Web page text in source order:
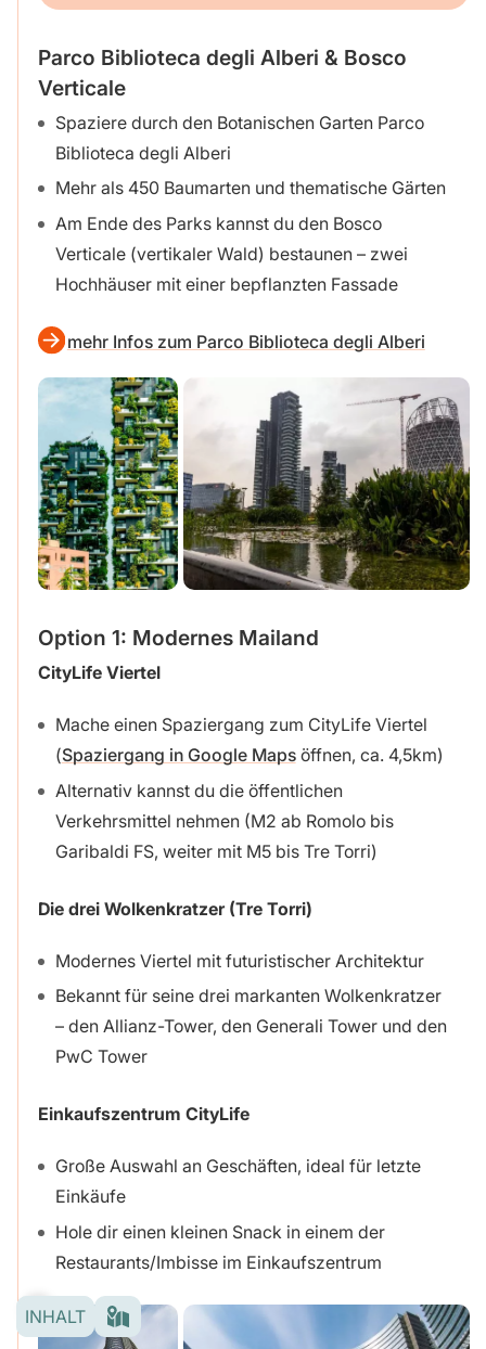
Parco Biblioteca degli Alberi & Bosco
Verticale
Spaziere durch den Botanischen Garten Parco
Biblioteca degli Alberi
Mehr als 450 Baumarten und thematische Gärten
Am Ende des Parks kannst du den Bosco
Verticale (vertikaler Wald) bestaunen – zwei
Hochhäuser mit einer bepflanzten Fassade
mehr Infos zum Parco Biblioteca degli Alberi
Option 1: Modernes Mailand
CityLife Viertel
Mache einen Spaziergang zum CityLife Viertel
(Spaziergang in Google Mapsöffnen, ca. 4,5km)
Alternativ kannst du die öffentlichen
Verkehrsmittel nehmen (M2 ab Romolo bis
Garibaldi FS, weiter mit M5 bis Tre Torri)
Die drei Wolkenkratzer (Tre Torri)
Modernes Viertel mit futuristischer Architektur
Bekannt für seine drei markanten Wolkenkratzer
– den Allianz-Tower, den Generali Tower und den
PwC Tower
Einkaufszentrum CityLife
Große Auswahl an Geschäften, ideal für letzte
Einkäufe
Hole dir einen kleinen Snack in einem der
Restaurants/Imbisse im Einkaufszentrum
INHALT